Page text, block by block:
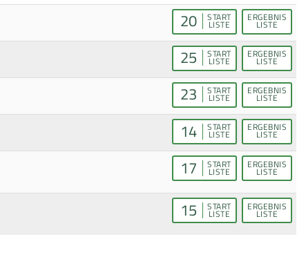
20 START
LISTE
ERGEBNIS
LISTE
25 START
LISTE
ERGEBNIS
LISTE
23 START
LISTE
ERGEBNIS
LISTE
14 START
LISTE
ERGEBNIS
LISTE
17 START
LISTE
ERGEBNIS
LISTE
15 START
LISTE
ERGEBNIS
LISTE